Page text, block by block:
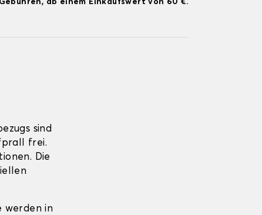
ab einem Einkaufswert von 60 €.
sind
frei.
Die
werden in